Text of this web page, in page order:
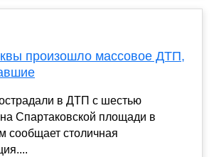
произошло массовое ДТП,
в ДТП с шестью
Спартаковской площади в
сообщает столичная